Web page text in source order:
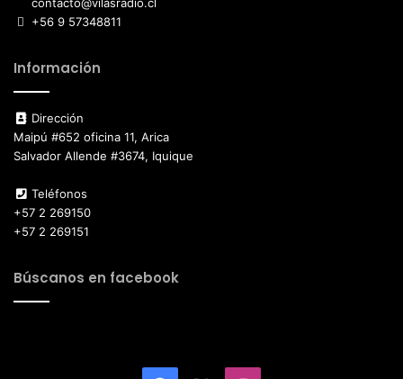
+56 9 57348811
Información
Dirección
Maipú #652 oficina 11, Arica
Salvador Allende #3674, Iquique
Teléfonos
+57 2 269150
+57 2 269151
Búscanos en facebook